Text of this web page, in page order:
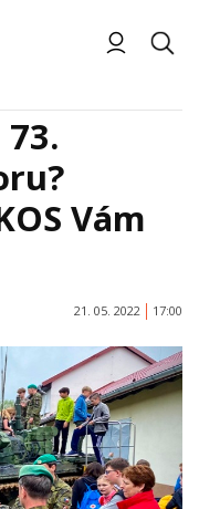
Vám
21. 05. 2022 17:00